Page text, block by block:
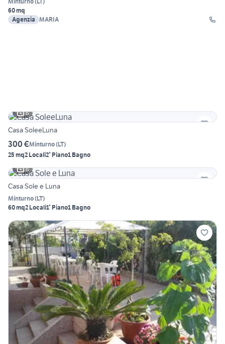
60 mq
Agenzia MARIA
6
Casa SoleeLuna
300 €Minturno(LT)
25 mq2 Locali2° Piano1 Bagno
6
Casa Sole e Luna
Minturno(LT)
60 mq2 Locali1° Piano1 Bagno